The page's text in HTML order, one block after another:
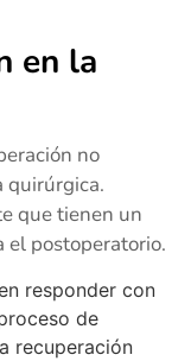
en la
no
quirúrgica.
que tienen un
el postoperatorio.
responder con
de
recuperación